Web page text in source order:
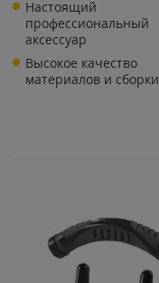
Настоящий
профессиональный
аксессуар
Высокое качество
материалов и сборки